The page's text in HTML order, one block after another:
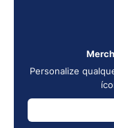
Personalize